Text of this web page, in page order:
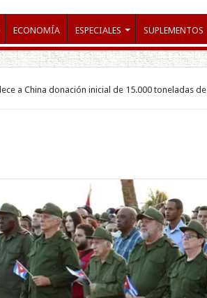
ECONOMÍA ESPECIALES SUPLEMENTOS
a China donación inicial de 15.000 toneladas de